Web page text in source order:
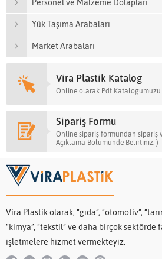
Personel ve Malzeme Dolapları
Yük Taşıma Arabaları
Market Arabaları
Vira Plastik Katalog
Online olarak Pdf
Sipariş Formu
Online sipariş formundan sipariş
Açıklama Bölümünde Belirtiniz. )
Vira Plastik olarak, “gıda”, “otomotiv”,
“kimya”, “tekstil” ve daha birçok sektörde
işletmelere hizmet vermekteyiz.